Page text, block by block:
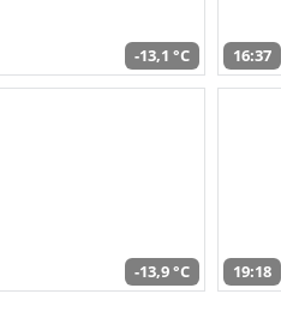
-13,1 °C 16:37
-13,9 °C 19:18